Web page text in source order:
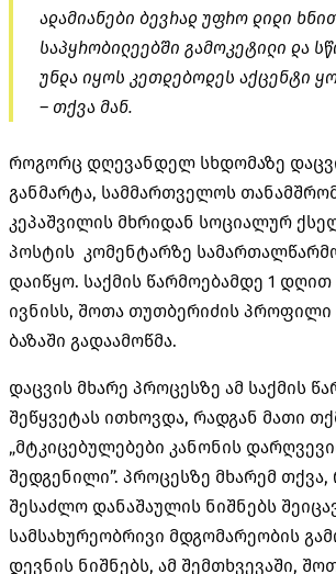
ადამიანები ბევრად უფრო დიდი
საპყრობილეებში გამოკეტილი და
უნდა იყოს კეთდებოდეს აქცენტი
– თქვა მან.
როგორც დღევანდელ სხდომაზე
განმარტა, სამმართველოს
კეპაშვილის მხრიდან სოციალურ
პოსტის კომენტარზე
დაიწყო. საქმის წარმოებამდე 1 დღით
ივნისს, შოთა თუთბერიძის
ბაზაში გადაამოწმა.
დაცვის მხარე პროცესზე ამ საქმის
შეწყვეტას ითხოვდა, რადგან მათი
„მტკიცებულებები კანონის
შედგენილი”. პროცესზე მხარემ
შესაძლო დანაშაულის ნიშნებს
სამსახურეობრივი მდგომარეობის
დევნის ნიშნებს, ამ შემთხვევაში,